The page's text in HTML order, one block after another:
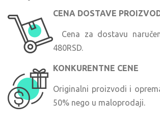
CENA DOSTAVE
Cena za dostavu
480RSD.
KONKURENTNE CENE
Originalni proizvodi i
50% nego u maloprodaji.